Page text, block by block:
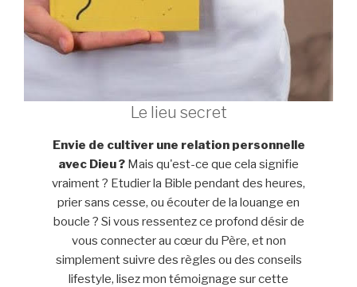
Le lieu secret
Envie de cultiver une relation personnelle
avec Dieu ? Mais qu'est-ce que cela signifie
vraiment ? Etudier la Bible pendant des heures,
prier sans cesse, ou écouter de la louange en
boucle ? Si vous ressentez ce profond désir de
vous connecter au cœur du Père, et non
simplement suivre des règles ou des conseils
lifestyle, lisez mon témoignage sur cette